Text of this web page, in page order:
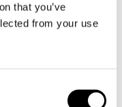
that you’ve
from your use